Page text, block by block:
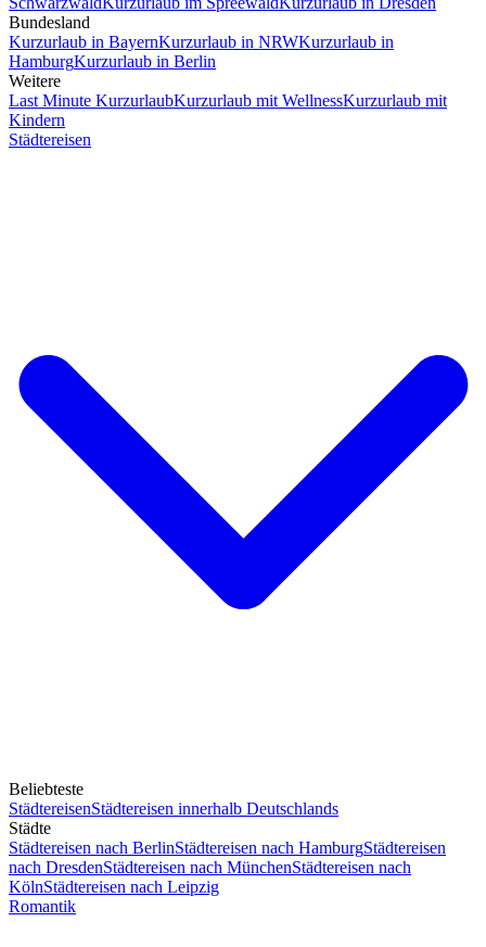
Bundesland
Kurzurlaub in BayernKurzurlaub in NRWKurzurlaub in
HamburgKurzurlaub in Berlin
Weitere
Last Minute KurzurlaubKurzurlaub mit WellnessKurzurlaub mit
Kindern
Städtereisen
Beliebteste
StädtereisenStädtereisen innerhalb Deutschlands
Städte
Städtereisen nach BerlinStädtereisen nach HamburgStädtereisen
nach DresdenStädtereisen nach MünchenStädtereisen nach
KölnStädtereisen nach Leipzig
Romantik